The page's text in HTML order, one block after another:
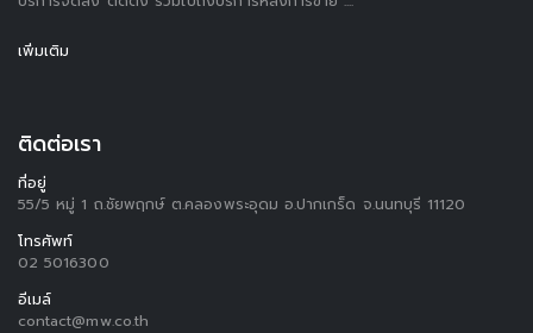
เพิ่มเติม
ติดต่อเรา
ที่อยู่
55/5 หมู่ 1 ถ.ชัยพฤกษ์ ต.คลองพระอุดม อ.ปากเกร็ด จ.นนทบุรี 11120
โทรศัพท์
02 5016300
อีเมล์
contact@mw.co.th